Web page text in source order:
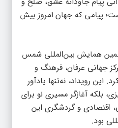
پیامی که جهان امروز بیش
همایش بین‌المللی شمس
جهانی عرفان، فرهنگ و
این رویداد، نه‌تنها یادآور
بلکه آغازگر مسیری نو برای
اقتصادی و گردشگری این
بود.